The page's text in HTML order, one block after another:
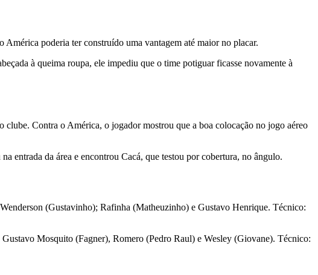
poderia ter construído uma vantagem até maior no placar.
à queima roupa, ele impediu que o time potiguar ficasse novamente à
Contra o América, o jogador mostrou que a boa colocação no jogo aéreo
entrada da área e encontrou Cacá, que testou por cobertura, no ângulo.
(Gustavinho); Rafinha (Matheuzinho) e Gustavo Henrique. Técnico:
Mosquito (Fagner), Romero (Pedro Raul) e Wesley (Giovane). Técnico: